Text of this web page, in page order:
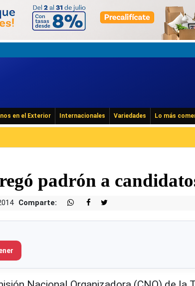
en el Exterior Internacionales Variedades Lo más
padrón a
Comparte: